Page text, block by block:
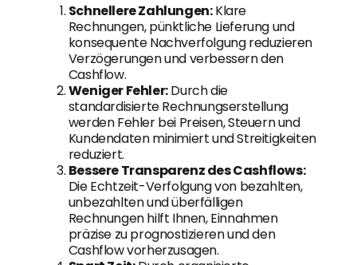
Schnellere Zahlungen:Klare
Rechnungen, pünktliche Lieferung und
konsequente Nachverfolgung reduzieren
Verzögerungen und verbessern den
Cashflow.
Weniger Fehler:Durch die
standardisierte Rechnungserstellung
werden Fehler bei Preisen, Steuern und
Kundendaten minimiert und Streitigkeiten
reduziert.
Bessere Transparenz des Cashflows:
Die Echtzeit-Verfolgung von bezahlten,
unbezahlten und überfälligen
Rechnungen hilft Ihnen, Einnahmen
präzise zu prognostizieren und den
Cashflow vorherzusagen.